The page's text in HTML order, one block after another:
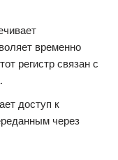
временно
регистр связан с
доступ к
через